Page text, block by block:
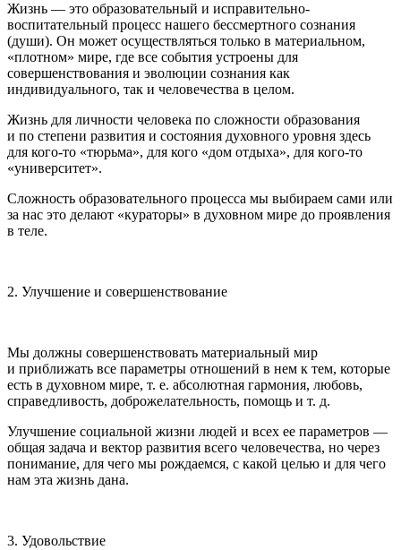
Жизнь — это образовательный и исправительно-
воспитательный процесс нашего бессмертного сознания
(души). Он может осуществляться только в материальном,
«плотном» мире, где все события устроены для
совершенствования и эволюции сознания как
индивидуального, так и человечества в целом.
Жизнь для личности человека по сложности образования
и по степени развития и состояния духовного уровня здесь
для кого-то «тюрьма», для кого «дом отдыха», для кого-то
«университет».
Сложность образовательного процесса мы выбираем сами или
за нас это делают «кураторы» в духовном мире до проявления
в теле.
2. Улучшение и совершенствование
Мы должны совершенствовать материальный мир
и приближать все параметры отношений в нем к тем, которые
есть в духовном мире, т. е. абсолютная гармония, любовь,
справедливость, доброжелательность, помощь и т. д.
Улучшение социальной жизни людей и всех ее параметров —
общая задача и вектор развития всего человечества, но через
понимание, для чего мы рождаемся, с какой целью и для чего
нам эта жизнь дана.
3. Удовольствие